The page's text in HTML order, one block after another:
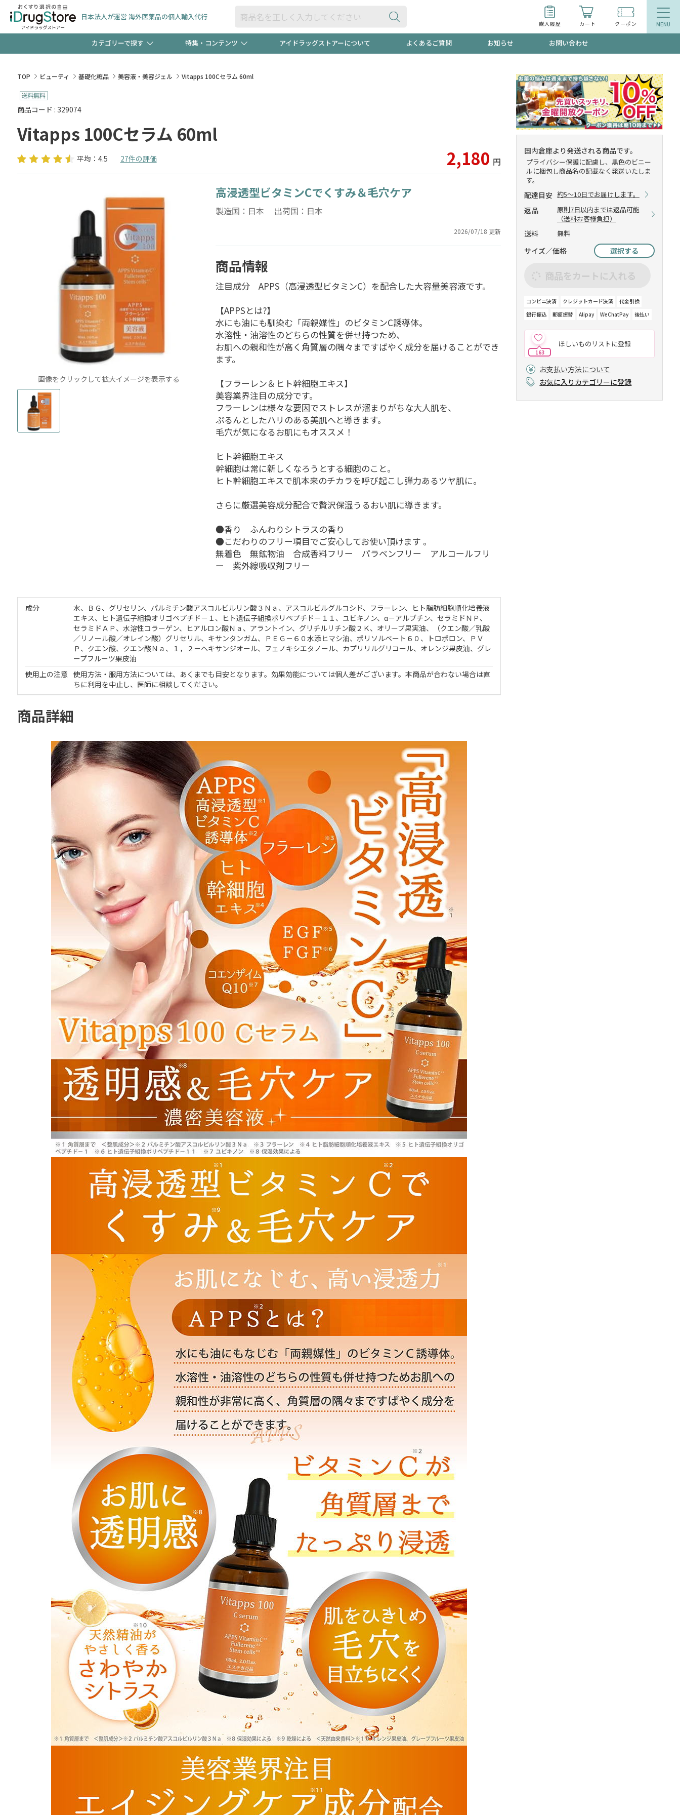
日本法人が運営 海外医薬品の個人輸入代行
購入履歴 カート クーポン
カテゴリーで探す
食品
検査キット ペット用品
特集・コンテンツ
【早割】お得なクーポン"3種類"出現中！今月のスト
極冷メントールで、夏の頭皮ストレスを完全リセッ
新規登録で！今すぐ使えるクーポンプレゼント中！！ 当店スタッフが贈る音声プログラム
友だち大募集！限定クーポンも不定期配信 今売れているものが一目でわかるランキング
アイドラッグストアーについて よくあるご質問 お知らせ お問い合わせ
TOP ビューティ 基礎化粧品 美容液・美容ジェル Vitapps 100Cセラム 60ml
商品コード : 329074
Vitapps 100Cセラム 60ml
平均：4.5 27件の評価 2,180 円
画像をクリックして拡大イメージを表示する
高浸透型ビタミンCでくすみ＆毛穴ケア
製造国：日本 出荷国：日本
2026/07/18 更新
商品情報
注目成分 APPS（高浸透型ビタミンC）を配合した大容量美容液です。
【APPSとは?】
水にも油にも馴染む「両親媒性」のビタミンC誘導体。
水溶性・油溶性のどちらの性質を併せ持つため、
お肌への親和性が高く角質層の隅々まですばやく成分を届けることができ
ます。
【フラーレン＆ヒト幹細胞エキス】
美容業界注目の成分です。
フラーレンは様々な要因でストレスが溜まりがちな大人肌を、
ぷるんとしたハリのある美肌へと導きます。
毛穴が気になるお肌にもオススメ！
ヒト幹細胞エキス
幹細胞は常に新しくなろうとする細胞のこと。
ヒト幹細胞エキスで肌本来のチカラを呼び起こし弾力あるツヤ肌に。
さらに厳選美容成分配合で贅沢保湿うるおい肌に導きます。
●香り ふんわりシトラスの香り
●こだわりのフリー項目でご安心してお使い頂けます 。
無着色 無鉱物油 合成香料フリー パラベンフリー アルコールフリ
ー 紫外線吸収剤フリー
国内倉庫より発送される商品です。
プライバシー保護に配慮し、黒色のビニー
ルに梱包し商品名の記載なく発送いたしま
す。
配達目安 約5～10日でお届けします。
返品
原則7日以内までは返品可能
（送料お客様負担）
送料 無料
サイズ／価格 選択する
商品をカートに入れる
コンビニ決済 クレジットカード決済
代金引換
銀行振込
郵便振替 Alipay WeChatPay 後払い
ほしいものリストに登録
163
お支払い方法について
お気に入りカテゴリーに登録
成分
水、ＢＧ、グリセリン、パルミチン酸アスコルビルリン酸３Ｎａ、アスコルビルグルコシド、フラーレン、ヒト脂肪細胞順化培養液
エキス、ヒト遺伝子組換オリゴペプチド－１、ヒト遺伝子組換ポリペプチド－１１、ユビキノン、α－アルブチン、セラミドＮＰ、
セラミドＡＰ、水溶性コラーゲン、ヒアルロン酸Ｎａ、アラントイン、グリチルリチン酸２Ｋ、オリーブ果実油、（クエン酸／乳酸
／リノール酸／オレイン酸）グリセリル、キサンタンガム、ＰＥＧ－６０水添ヒマシ油、ポリソルベート６０、トロポロン、ＰＶ
Ｐ、クエン酸、クエン酸Ｎａ、１，２－ヘキサンジオール、フェノキシエタノール、カプリリルグリコール、オレンジ果皮油、グレ
ープフルーツ果皮油
使用上の注意 使用方法・服用方法については、あくまでも目安となります。効果効能については個人差がございます。本商品が合わない場合は直
ちに利用を中止し、医師に相談してください。
商品詳細